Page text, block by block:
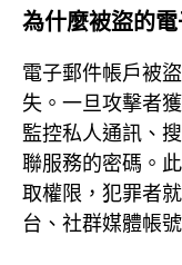
為什麼被盜的
電子郵件帳戶被
失。一旦攻擊者
監控私人通訊、
聯服務的密碼。
取權限，犯罪者
台、社群媒體帳